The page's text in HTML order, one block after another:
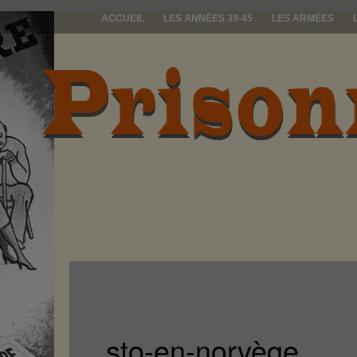
ACCUEIL LES ANNÉES 39-45 LES ARMÉES
prisonniers